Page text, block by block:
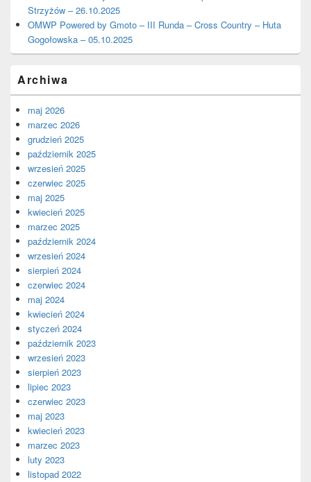
Strzyżów – 26.10.2025
OMWP Powered by Gmoto – III Runda – Cross Country – Huta
Gogołowska – 05.10.2025
Archiwa
maj 2026
marzec 2026
grudzień 2025
październik 2025
wrzesień 2025
czerwiec 2025
maj 2025
kwiecień 2025
marzec 2025
październik 2024
wrzesień 2024
sierpień 2024
czerwiec 2024
maj 2024
kwiecień 2024
styczeń 2024
październik 2023
wrzesień 2023
sierpień 2023
lipiec 2023
czerwiec 2023
maj 2023
kwiecień 2023
marzec 2023
luty 2023
listopad 2022